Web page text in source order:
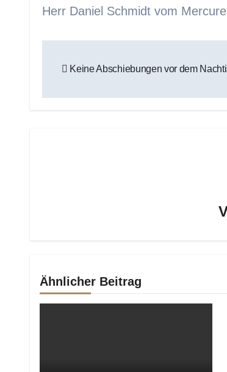
Herr Daniel Schmidt vom
Keine Abschiebungen vor dem
Ähnlicher Beitrag